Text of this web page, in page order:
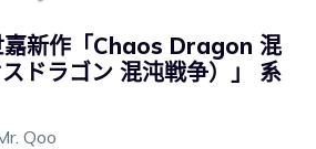
嘉新作「Chaos Dragon 混
ドラゴン 混沌戦争）」 系
Qoo